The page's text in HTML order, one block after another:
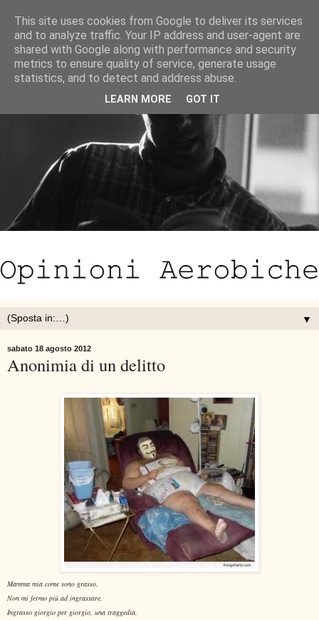
▼
sabato 18 agosto 2012
Anonimia di un delitto
Mamma mia come sono grasso.
Non mi fermo più ad ingrassare.
Ingrasso giorgio per giorgio, una traggedia.
This site uses cookies from Google to deliver its services
and to analyze traffic. Your IP address and user-agent are
shared with Google along with performance and security
metrics to ensure quality of service, generate usage
statistics, and to detect and address abuse.
LEARN MORE GOT IT